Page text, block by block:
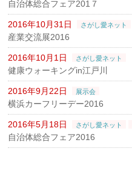
自治体総合フェア201７
2016年10月31日 さがし愛ネット
産業交流展2016
2016年10月1日 さがし愛ネット
健康ウォーキングin江戸川
2016年9月22日 展示会
横浜カーフリーデー2016
2016年5月18日 さがし愛ネット
自治体総合フェア2016